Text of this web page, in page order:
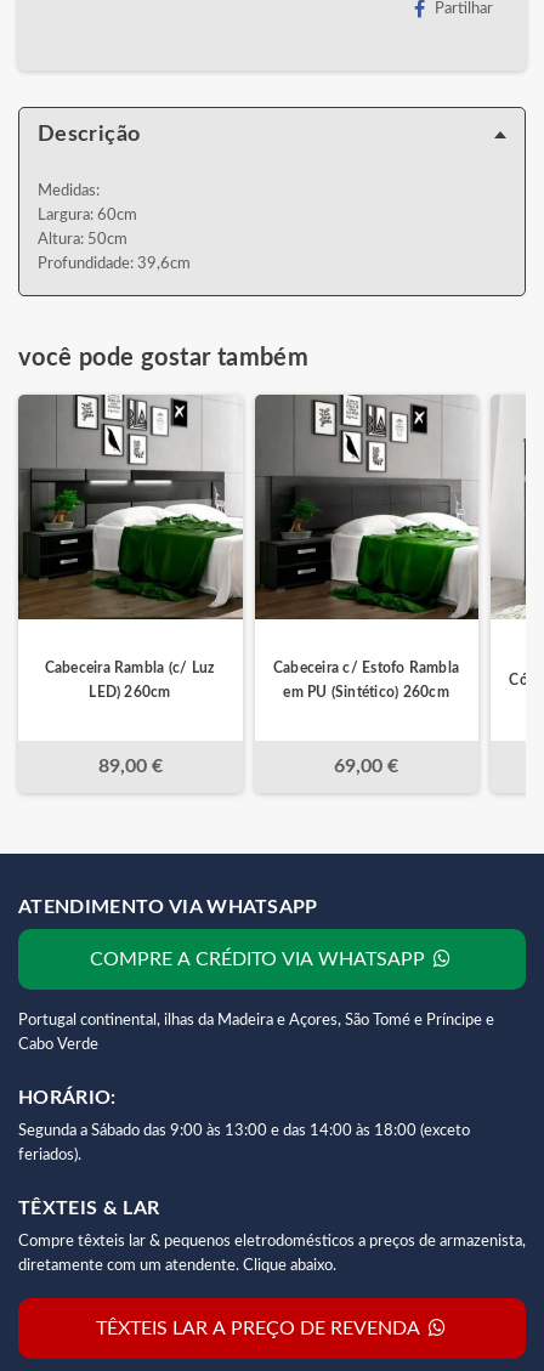
Partilhar
Descrição
Medidas:
Largura: 60cm
Altura: 50cm
Profundidade: 39,6cm
você pode gostar também
Cabeceira Rambla (c/ Luz
LED) 260cm
89,00 €
Cabeceira c/ Estofo Rambla
em PU (Sintético) 260cm
69,00 €
ATENDIMENTO VIA WHATSAPP
COMPRE A CRÉDITO VIA WHATSAPP
Portugal continental, ilhas da Madeira e Açores, São Tomé e Príncipe e
Cabo Verde
HORÁRIO:
Segunda a Sábado das 9:00 às 13:00 e das 14:00 às 18:00 (exceto
feriados).
TÊXTEIS & LAR
Compre têxteis lar & pequenos eletrodomésticos a preços de armazenista,
diretamente com um atendente. Clique abaixo.
TÊXTEIS LAR A PREÇO DE REVENDA